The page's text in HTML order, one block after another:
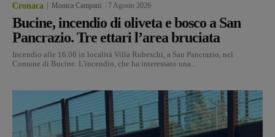
Cronaca Monica Campani 7 Agosto 2026
Bucine, incendio di oliveta e bosco a San
Pancrazio. Tre ettari l’area bruciata
Incendio alle 16.00 in località Villa Rubeschi, a San Pancrazio, nel
Comune di Bucine. L'incendio, che ha interessato una...